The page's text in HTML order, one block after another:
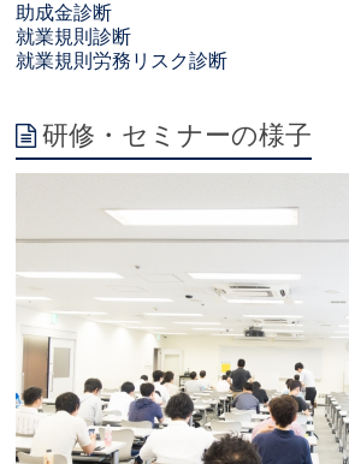
助成金診断
就業規則診断
就業規則労務リスク診断
研修・セミナーの様子